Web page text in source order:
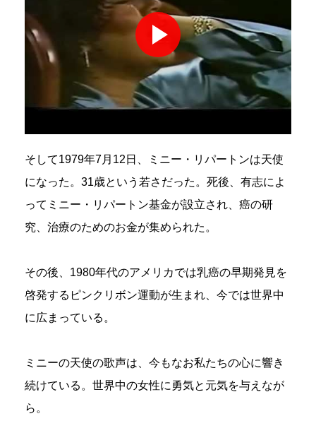
そして1979年7月12日、ミニー・リパートンは天使
になった。31歳という若さだった。死後、有志によ
ってミニー・リパートン基金が設立され、癌の研
究、治療のためのお金が集められた。
その後、1980年代のアメリカでは乳癌の早期発見を
啓発するピンクリボン運動が生まれ、今では世界中
に広まっている。
ミニーの天使の歌声は、今もなお私たちの心に響き
続けている。世界中の女性に勇気と元気を与えなが
ら。